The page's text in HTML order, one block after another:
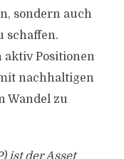
sondern auch
schaffen.
Positionen
nachhaltigen
Wandel zu
ist der Asset